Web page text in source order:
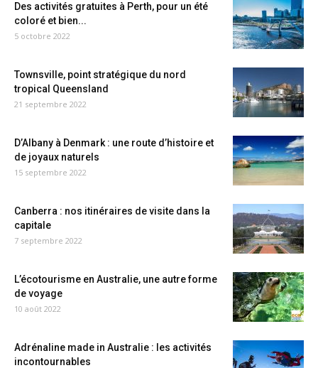
Des activités gratuites à Perth, pour un été
coloré et bien...
5 octobre 2022
Townsville, point stratégique du nord
tropical Queensland
21 septembre 2022
D’Albany à Denmark : une route d’histoire et
de joyaux naturels
15 septembre 2022
Canberra : nos itinéraires de visite dans la
capitale
7 septembre 2022
L’écotourisme en Australie, une autre forme
de voyage
10 août 2022
Adrénaline made in Australie : les activités
incontournables